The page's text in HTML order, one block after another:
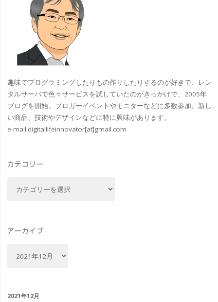
京
#
葉"
葉
巡
り
の
２
六
#
趣味でプログラミングしたりもの作りしたりするのが好きで、レン
タルサーバで色々サービスを試していたのがきっかけで、2005年
ブログを開始。ブロガーイベントやモニターなどに多数参加。新し
い商品、技術やデザインなどに特に興味があります。
e-mail:digitallifeinnovator[at]gmail.com
カテゴリー
ー
アーカイブ
ブ
2021年12月